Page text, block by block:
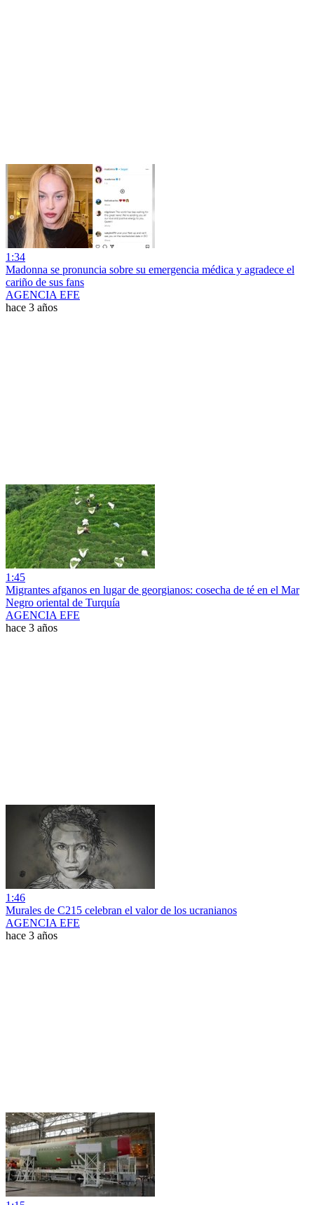
1:34
Madonna se pronuncia sobre su emergencia médica y agradece el
cariño de sus fans
AGENCIA EFE
hace 3 años
1:45
Migrantes afganos en lugar de georgianos: cosecha de té en el Mar
Negro oriental de Turquía
AGENCIA EFE
hace 3 años
1:46
Murales de C215 celebran el valor de los ucranianos
AGENCIA EFE
hace 3 años